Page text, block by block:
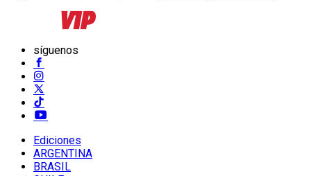
síguenos
Ediciones
ARGENTINA
BRASIL